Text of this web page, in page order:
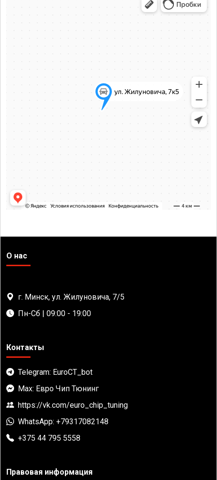
О нас
г. Минск, ул. Жилуновича, 7/5
Пн-Сб | 09:00 - 19:00
Контакты
Telegram: EuroCT_bot
Max: Евро Чип Тюнинг
https://vk.com/euro_chip_tuning
WhatsApp: +79317082148
+375 44 795 5558
Правовая информация